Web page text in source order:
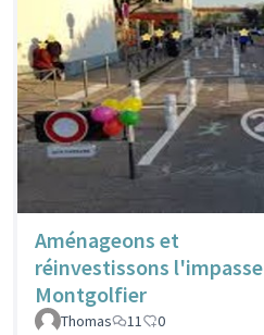
Aménageons et
réinvestissons l'impasse
Montgolfier
Thomas 11 0